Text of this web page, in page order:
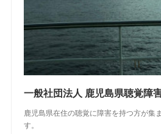
一般社団法人 鹿児島県聴覚障
鹿児島県在住の聴覚に障害を持つ方が集
す。